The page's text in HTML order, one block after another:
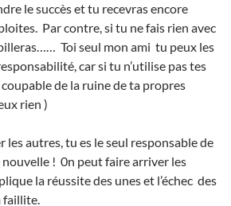
le succès et tu recevras encore
Par contre, si tu ne fais rien avec
Toi seul mon ami tu peux les
car si tu n’utilise pas tes
de la ruine de ta propres
rien )
les autres, tu es le seul responsable de
! 0n peut faire arriver les
la réussite des unes et l’échec des
faillite.